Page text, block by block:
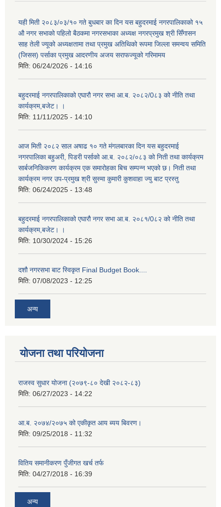
यही मिती २०८३/०३/१० गते बुधबार का दिन यस बहुदरमाई नगरपालिकाको १५
औ नगर सभाको पहिलो बैठकमा नगरसभाका अध्यक्ष नगरप्रमुख श्री सिँगासन
साह तेली ज्यूको अध्यक्षतामा तथा प्रमुख अतिथिको रूपमा जिल्ला समन्वय समिति
(जिसस) पर्साका प्रमुख आदरणीय अजय सराफज्यूको गरिमामय
मिति: 06/24/2026 - 14:16
बहुदरमाई नगरपालिकाको एघारौ नगर सभा आ.ब. २०८२/0८३ को नीति तथा
कार्यक्रम,बजेट। ।
मिति: 11/11/2025 - 14:10
आज मिती २०८२ साल अषाढ १० गते मंगलबारका दिन यस बहुदरमाई
नगरपालिका बहुअरी, पिडरी पर्साको आ.ब. २०८२/०८३ को निती तथा कार्यक्रम
सार्बजनिकिकरण कार्यक्रम एक समारोहका बिच सम्पन्न भएको छ। निती तथा
कार्यक्रम नगर उप-प्रमुख श्री सुस्मा कुमारी कुशवाहा ज्यु बाट प्रस्तु
मिति: 06/24/2025 - 13:48
बहुदरमाई नगरपालिकाको एघारौ नगर सभा आ.ब. २०८१/0८२ को नीति तथा
कार्यक्रम,बजेट। ।
मिति: 10/30/2024 - 15:26
दशौ नगरसभा बाट स्विकृत Final Budget Book....
मिति: 07/08/2023 - 12:25
अन्य
योजना तथा परियोजना
राजस्व सुधार योजना (२०७९-८० देखी २०८२-८३)
मिति: 06/27/2023 - 14:22
आ.ब. २०७४/२०७५ को एकीकृत आय ब्यय बिवरण।
मिति: 09/25/2018 - 11:32
वितिय समानीकरण पुँजीगत खर्च तर्फ
मिति: 04/27/2018 - 16:39
अन्य